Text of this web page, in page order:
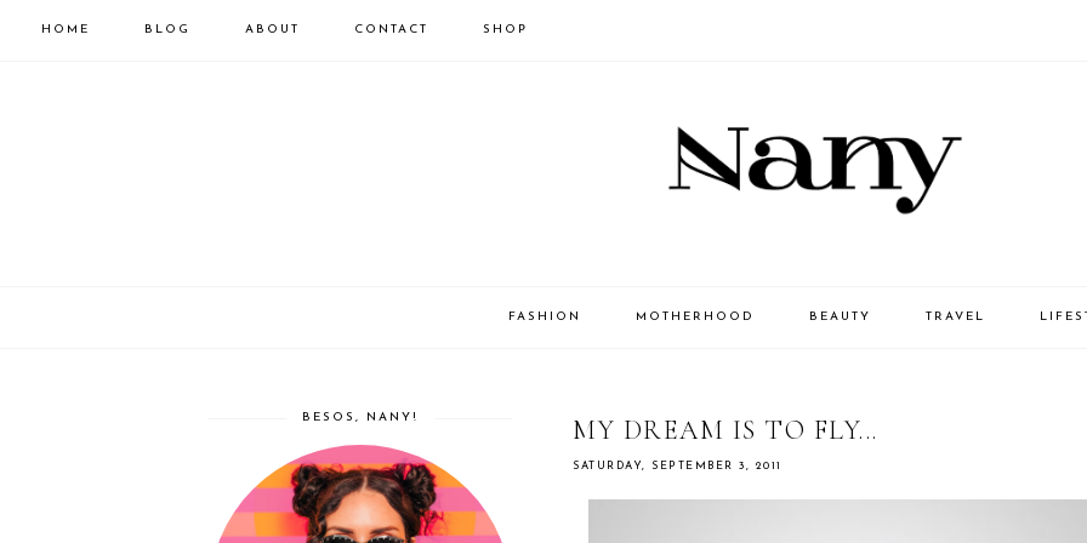
HOME BLOG ABOUT CONTACT SHOP
FASHION MOTHERHOOD BEAUTY TRAVEL
MY DREAM IS TO FLY...
SATURDAY, SEPTEMBER 3, 2011
BESOS, NANY!